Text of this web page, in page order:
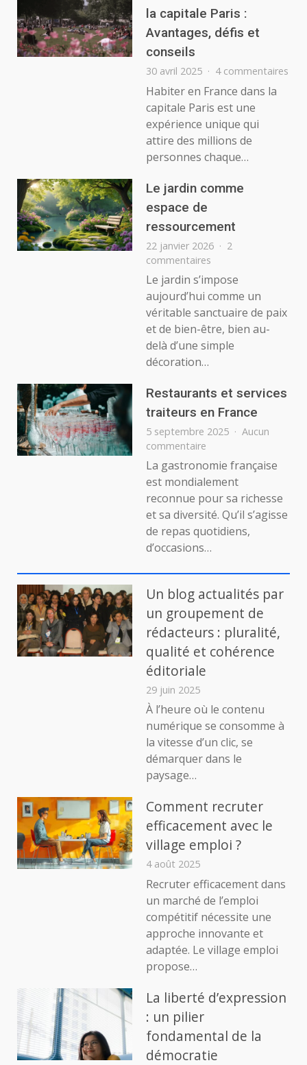
la capitale Paris :
Avantages, défis et
conseils
30 avril 2025 4 commentaires
Habiter en France dans la
capitale Paris est une
expérience unique qui
attire des millions de
personnes chaque…
Le jardin comme
espace de
ressourcement
22 janvier 2026
2
commentaires
jardin
comme
espace
de
ressourcement
Le jardin s’impose
aujourd’hui comme un
véritable sanctuaire de paix
et de bien-être, bien au-
delà d’une simple
décoration…
Restaurants et services
traiteurs en France
5 septembre 2025
Aucun
commentaire
Restaurants
et
services
traiteurs
en
France
La gastronomie française
est mondialement
reconnue pour sa richesse
et sa diversité. Qu’il s’agisse
de repas quotidiens,
d’occasions…
Un blog actualités par
un groupement de
rédacteurs : pluralité,
qualité et cohérence
éditoriale
29 juin 2025
À l’heure où le contenu
numérique se consomme à
la vitesse d’un clic, se
démarquer dans le
paysage…
Comment recruter
efficacement avec le
village emploi ?
4 août 2025
Recruter efficacement dans
un marché de l’emploi
compétitif nécessite une
approche innovante et
adaptée. Le village emploi
propose…
La liberté d’expression
: un pilier
fondamental de la
démocratie